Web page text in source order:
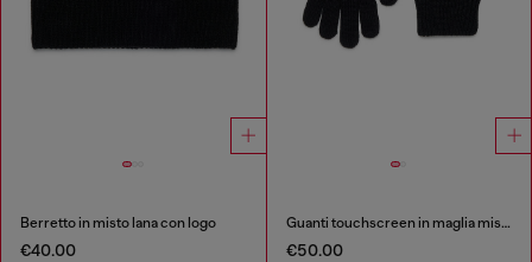
Berretto in misto lana con logo
€40.00
Guanti touchscreen in maglia misto lana
€50.00